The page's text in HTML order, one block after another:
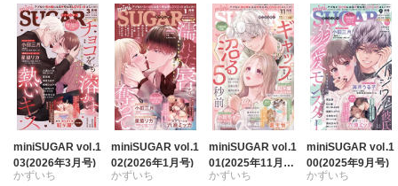
miniSUGAR vol.1
03(2026年3月号)
かずいち
miniSUGAR vol.1
02(2026年1月号)
かずいち
miniSUGAR vol.1
01(2025年11月
号)
かずいち
miniSUGAR vol.1
00(2025年9月号)
かずいち